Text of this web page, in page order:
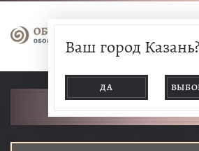
Ваш город Казань?
ДА